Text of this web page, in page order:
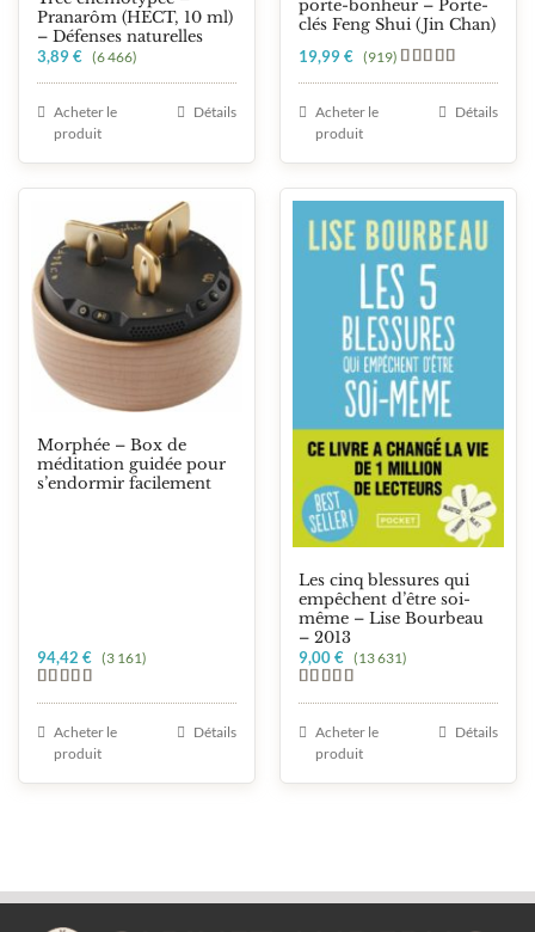
Pranarôm (HECT, 10 ml)
– Défenses naturelles
3,89€ (6 466)
Acheter le
produit
Détails
porte-bonheur – Porte-
clés Feng Shui (Jin Chan)
Note5.00
19,99€ (919)
Acheter le
produit
Détails
Morphée – Box de
méditation guidée pour
s’endormir facilement
Note5.00
sur 5
94,42 € (3 161)
Acheter le
produit
Détails
Les cinq blessures qui
empêchent d’être soi-
même – Lise Bourbeau
– 2013
Note5.00
sur 5
9,00€ (13 631)
Acheter le
produit
Détails